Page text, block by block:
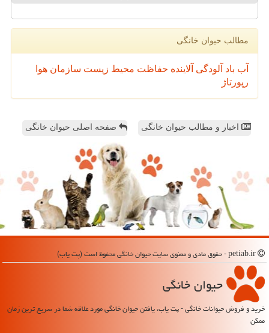
مطالب حیوان خانگی
آب باد آلودگی آلاینده حفاظت محیط زیست سازمان هوا
رپورتاژ
اخبار و مطالب حیوان خانگی صفحه اصلی حیوان خانگی
حیوان خانگی
خرید و فروش حیوانات خانگی - پت یاب، یافتن حیوان خانگی مورد علاقه شما در سریع ترین زمان
ممکن